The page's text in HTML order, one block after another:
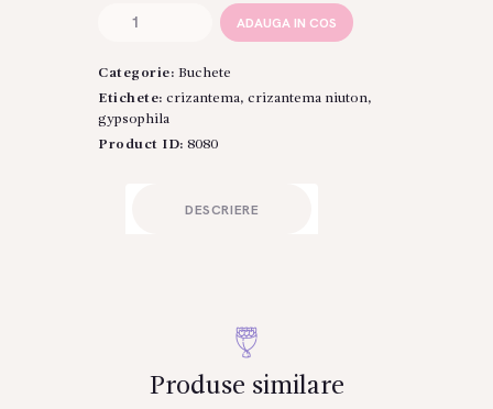
Cantitate
crizantemă
albă
și
gypsophila
ADAUGA IN COS
Categorie: Buchete
Etichete: crizantema, crizantema niuton,
gypsophila
Product ID: 8080
DESCRIERE
Produse similare